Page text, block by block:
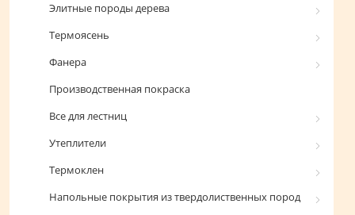
Элитные породы дерева
Термоясень
Фанера
Производственная покраска
Все для лестниц
Утеплители
Термоклен
Напольные покрытия из твердолиственных пород